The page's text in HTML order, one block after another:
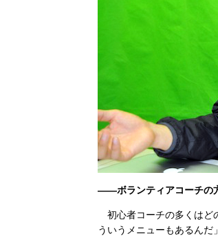
――ボランティアコーチの
初心者コーチの多くはど
ういうメニューもあるん